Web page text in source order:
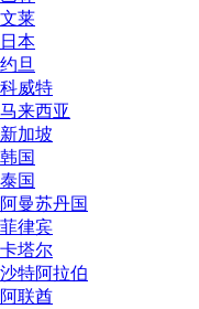
文莱
日本
约旦
科威特
马来西亚
新加坡
韩国
泰国
阿曼苏丹国
菲律宾
卡塔尔
沙特阿拉伯
阿联酋